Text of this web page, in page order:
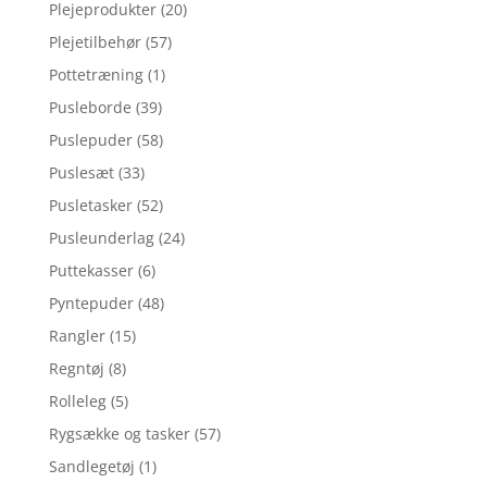
Plejeprodukter (20)
Plejetilbehør (57)
Pottetræning (1)
Pusleborde (39)
Puslepuder (58)
Puslesæt (33)
Pusletasker (52)
Pusleunderlag (24)
Puttekasser (6)
Pyntepuder (48)
Rangler (15)
Regntøj (8)
Rolleleg (5)
Rygsække og tasker (57)
Sandlegetøj (1)